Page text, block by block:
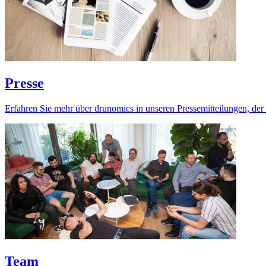
Presse
Erfahren Sie mehr über drunomics in unseren Pressemitteilungen,
Team